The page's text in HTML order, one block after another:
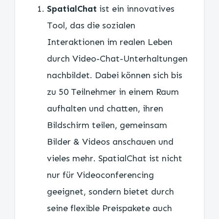
SpatialChat ist ein innovatives
Tool, das die sozialen
Interaktionen im realen Leben
durch Video-Chat-Unterhaltungen
nachbildet. Dabei können sich bis
zu 50 Teilnehmer in einem Raum
aufhalten und chatten, ihren
Bildschirm teilen, gemeinsam
Bilder & Videos anschauen und
vieles mehr. SpatialChat ist nicht
nur für Videoconferencing
geeignet, sondern bietet durch
seine flexible Preispakete auch